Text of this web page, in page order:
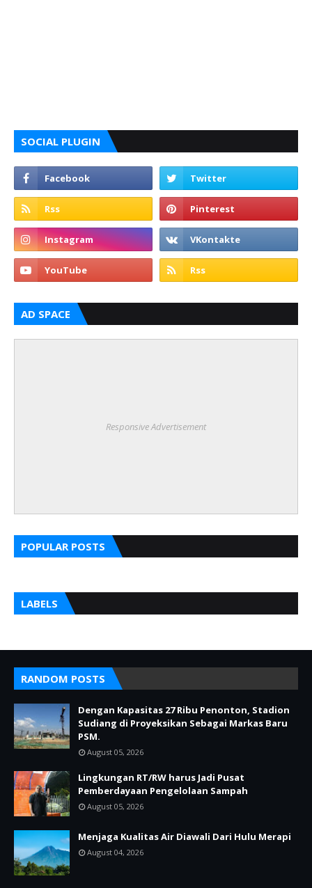
SOCIAL PLUGIN
AD SPACE
Responsive Advertisement
POPULAR POSTS
LABELS
RANDOM POSTS
Dengan Kapasitas 27 Ribu Penonton, Stadion
Sudiang di Proyeksikan Sebagai Markas Baru
PSM.
August 05, 2026
Lingkungan RT/RW harus Jadi Pusat
Pemberdayaan Pengelolaan Sampah
August 05, 2026
Menjaga Kualitas Air Diawali Dari Hulu Merapi
August 04, 2026